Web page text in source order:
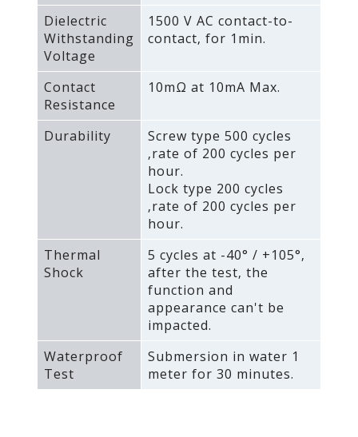
Dielectric
Withstanding
Voltage
1500 V AC contact-to-
contact‚ for 1min.
Contact
Resistance
10mΩ at 10mA Max.
Durability
Screw type 500 cycles
‚rate of 200 cycles per
hour.
Lock type 200 cycles
‚rate of 200 cycles per
hour.
Thermal
Shock
5 cycles at -40° / +105°‚
after the test‚ the
function and
appearance can't be
impacted.
Waterproof
Test
Submersion in water 1
meter for 30 minutes.